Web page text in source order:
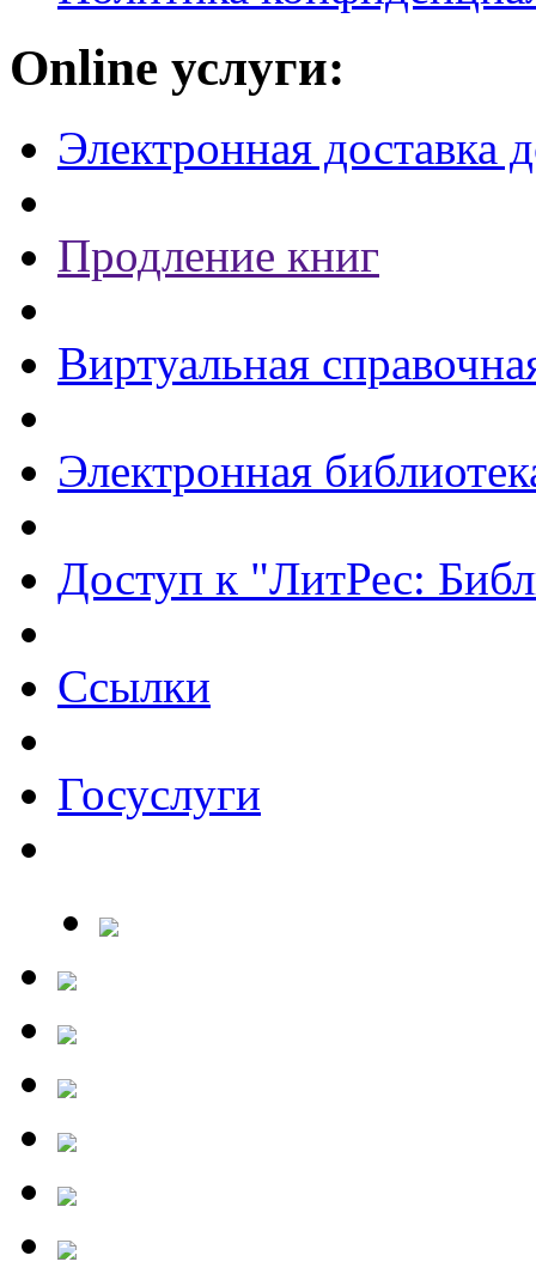
Online услуги:
Электронная доставка
Продление книг
Виртуальная
Электронная
Доступ к "ЛитРес:
Ссылки
Госуслуги